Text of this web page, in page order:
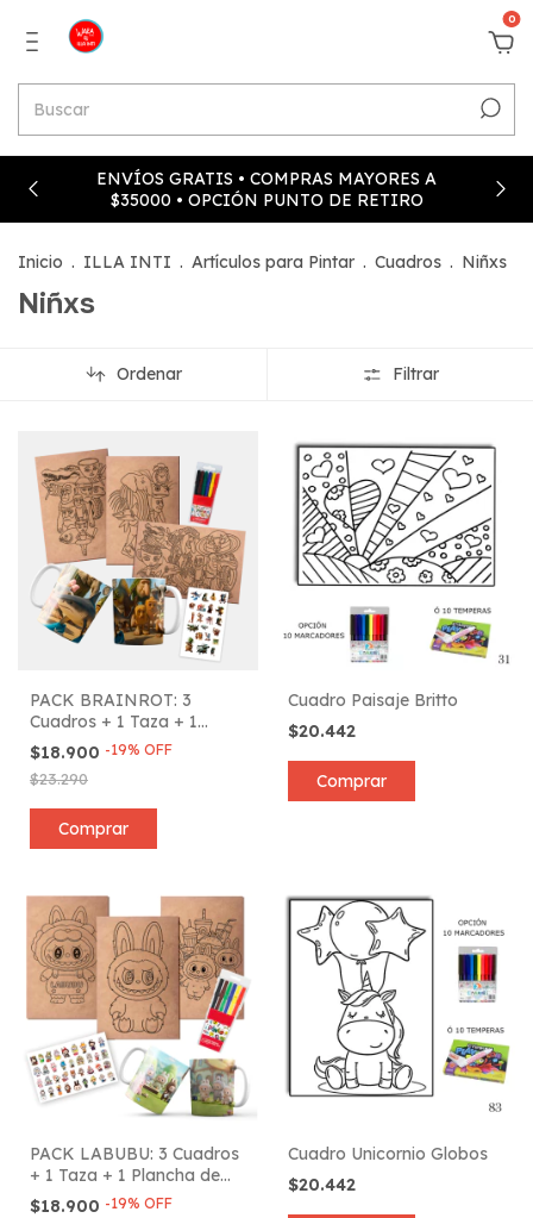
0
ENVÍOS GRATIS • COMPRAS MAYORES A
$35000 • OPCIÓN PUNTO DE RETIRO
Inicio . ILLA INTI . Artículos para Pintar . Cuadros . Niñxs
Niñxs
Ordenar Filtrar
PACK BRAINROT: 3
Cuadros + 1 Taza + 1
Plancha de Stickers + 6
Marcadores
$18.900 -19% OFF
$23.290
Cuadro Paisaje Britto
$20.442
Comprar
PACK LABUBU: 3 Cuadros
+ 1 Taza + 1 Plancha de
Stickers + 6 Marcadores
$18.900 -19% OFF
Cuadro Unicornio Globos
$20.442